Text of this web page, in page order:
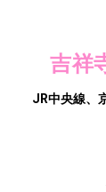
吉祥
JR中央線、